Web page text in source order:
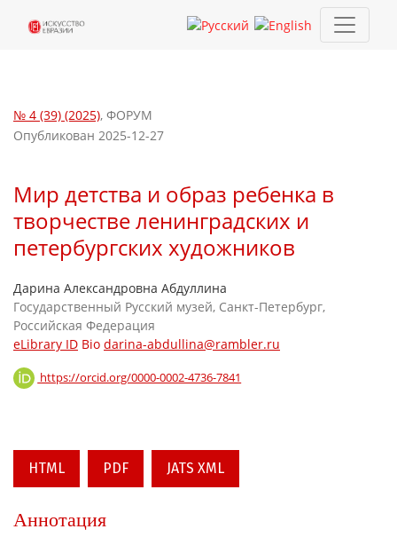
Мир детства и образ ребенка в творчестве ленинградских и
№ 4 (39) (2025), ФОРУМ
Мир детства и образ ребенка в
творчестве ленинградских и
петербургских художников
Опубликован 2025-12-27
Дарина Александровна Абдуллина
Государственный Русский музей, Санкт-Петербург,
Российская Федерация
eLibrary ID Bio darina-abdullina@rambler.ru
https://orcid.org/0000-0002-4736-7841
HTML PDF JATS XML
Аннотация